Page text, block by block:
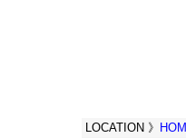
LOCATION 》